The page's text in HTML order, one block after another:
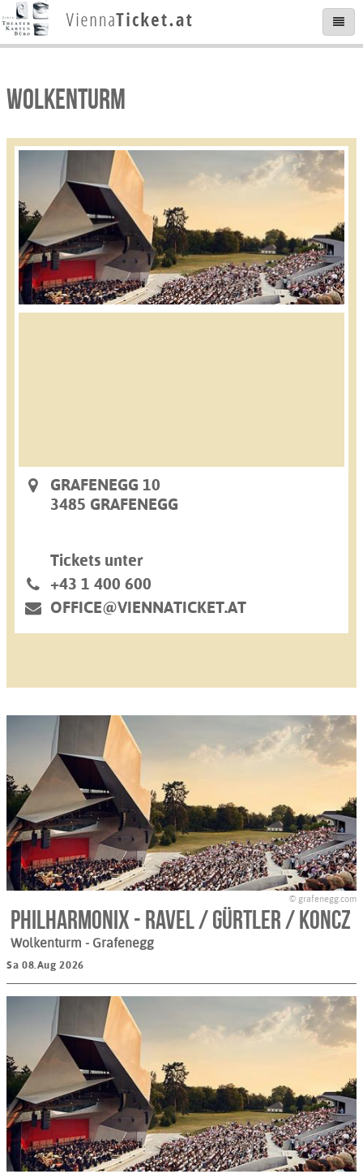
WOLKENTURM
GRAFENEGG 10
3485 GRAFENEGG
Tickets unter
+43 1 400 600
OFFICE@VIENNATICKET.AT
© grafenegg.com
Philharmonix - RAVEL / GÜRTLER / KONCZ
Wolkenturm - Grafenegg
Sa 08.Aug 2026